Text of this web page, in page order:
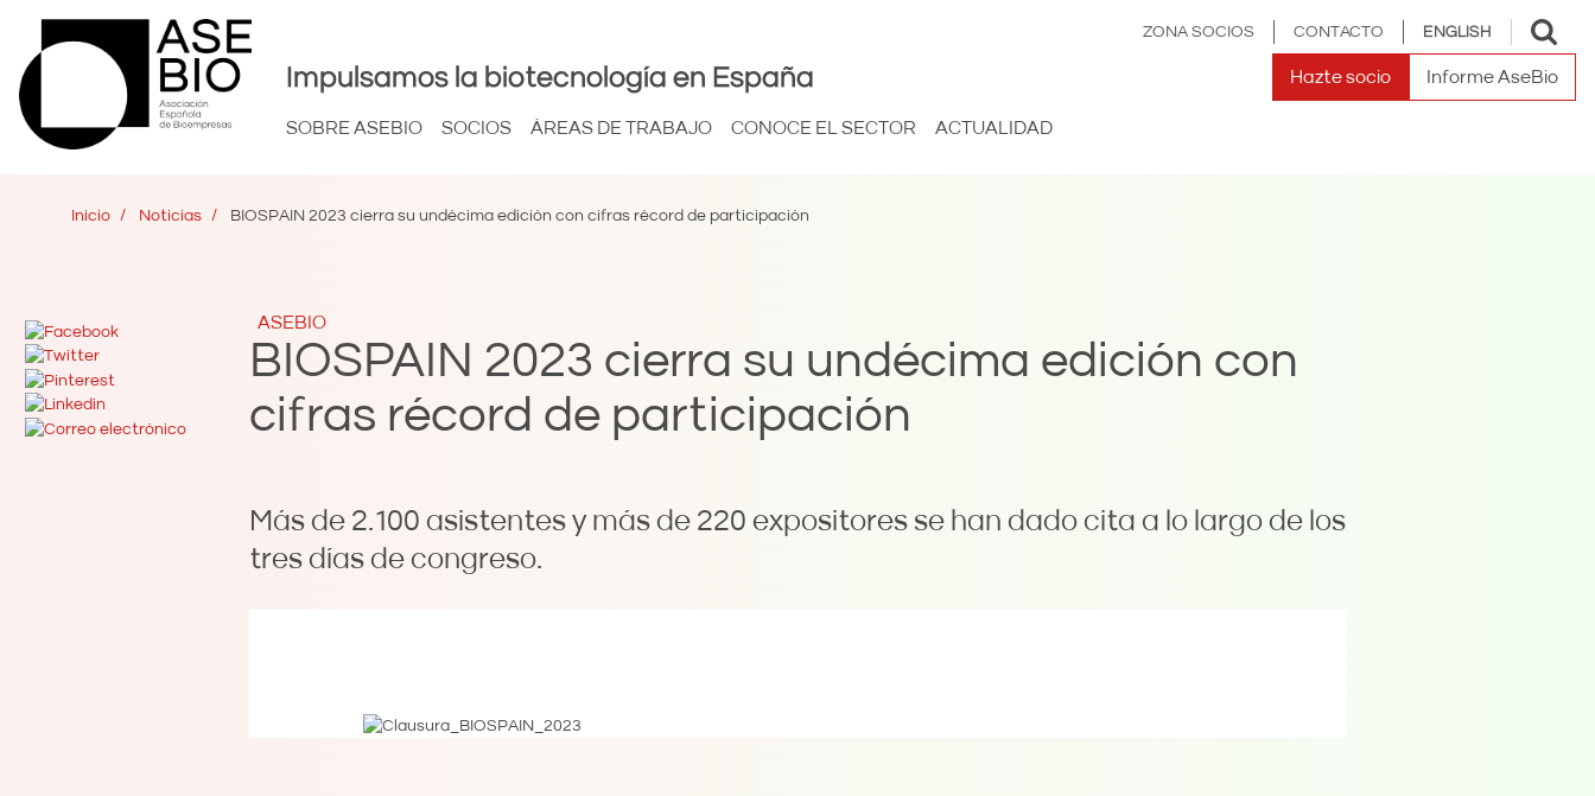
ZONA SOCIOS CONTACTO ENGLISH
Toggle
search
Impulsamos la biotecnología en España Hazte socio Informe AseBio
SOBRE ASEBIO SOCIOS ÁREAS DE TRABAJO CONOCE EL SECTOR ACTUALIDAD
Inicio Noticias BIOSPAIN 2023 cierra su undécima edición con cifras récord de participación
ASEBIO
BIOSPAIN 2023 cierra su undécima edición con
cifras récord de participación
Más de 2.100 asistentes y más de 220 expositores se han dado cita a lo largo de los
tres días de congreso.